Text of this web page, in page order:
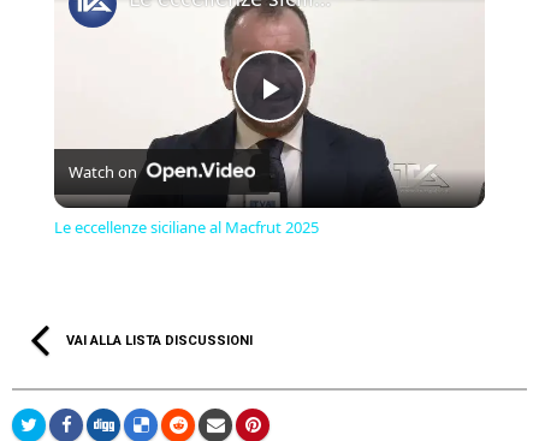
Play
Video
Watch on
Le eccellenze siciliane al Macfrut 2025
VAI ALLA LISTA DISCUSSIONI